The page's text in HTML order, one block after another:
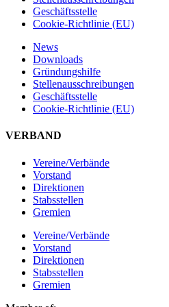
Geschäftsstelle
Cookie-Richtlinie (EU)
News
Downloads
Gründungshilfe
Stellen­ausschreibungen
Geschäftsstelle
Cookie-Richtlinie (EU)
VERBAND
Vereine/Verbände
Vorstand
Direktionen
Stabsstellen
Gremien
Vereine/Verbände
Vorstand
Direktionen
Stabsstellen
Gremien